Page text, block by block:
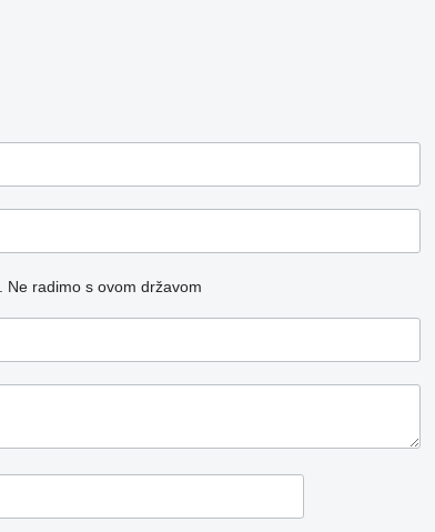
Ne radimo s ovom državom